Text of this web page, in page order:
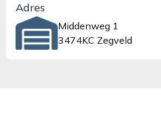
Adres
Middenweg 1
3474KC Zegveld